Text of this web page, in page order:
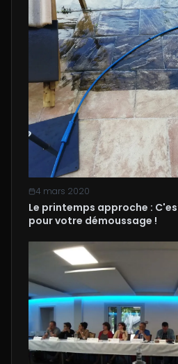
4 mars 2020
Le printemps approche :
pour votre démoussage !